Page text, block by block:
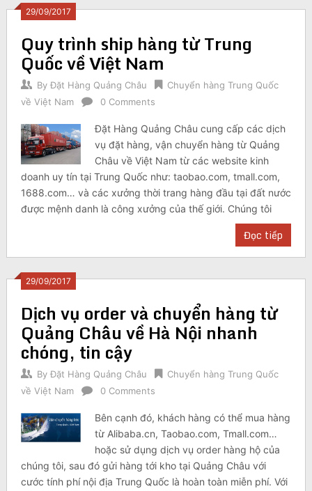
29/09/2017
Quy trình ship hàng từ Trung
Quốc về Việt Nam
By Đặt Hàng Quảng Châu
Chuyển hàng Trung Quốc
về Việt Nam
0 Comments
Đặt Hàng Quảng Châu cung cấp các dịch
vụ đặt hàng, vận chuyển hàng từ Quảng
Châu về Việt Nam từ các website kinh
doanh uy tín tại Trung Quốc như: taobao.com, tmall.com,
1688.com… và các xưởng thời trang hàng đầu tại đất nước
được mệnh danh là công xưởng của thế giới. Chúng tôi
Đọc tiếp
29/09/2017
Dịch vụ order và chuyển hàng từ
Quảng Châu về Hà Nội nhanh
chóng, tin cậy
By Đặt Hàng Quảng Châu
Chuyển hàng Trung Quốc
về Việt Nam
0 Comments
Bên cạnh đó, khách hàng có thể mua hàng
từ Alibaba.cn, Taobao.com, Tmall.com…
hoặc sử dụng dịch vụ order hàng hộ của
chúng tôi, sau đó gửi hàng tới kho tại Quảng Châu với
cước tính phí nội địa Trung Quốc là hoàn toàn miễn phí. Với